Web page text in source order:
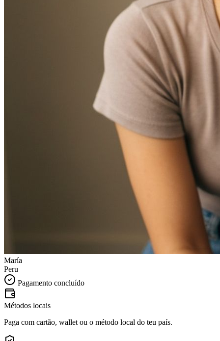
María
Peru
Pagamento concluído
Métodos locais
Paga com cartão, wallet ou o método local do teu país.